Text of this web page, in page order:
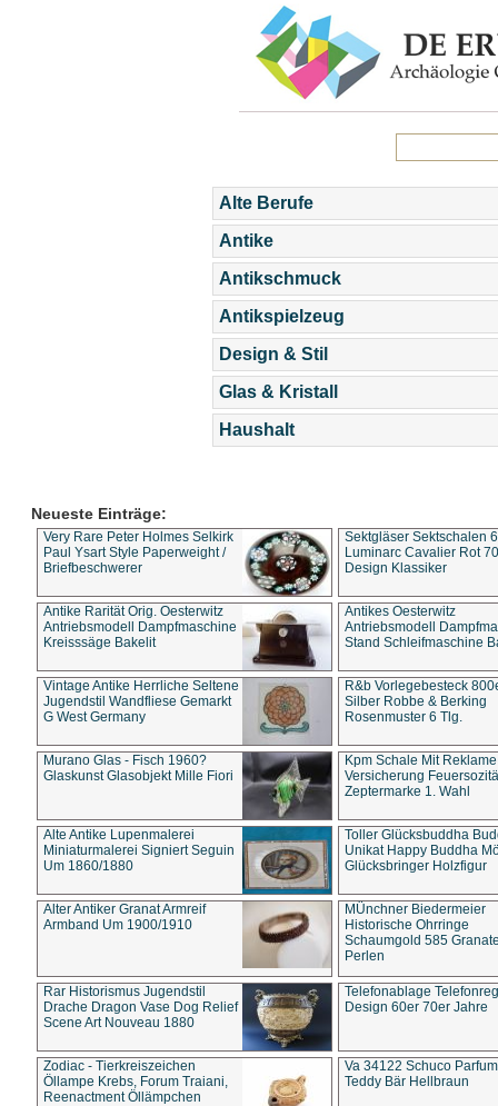
Alte Berufe
Antike
Antikschmuck
Antikspielzeug
Design & Stil
Glas & Kristall
Haushalt
Neueste Einträge:
Very Rare Peter Holmes Selkirk
Paul Ysart Style Paperweight /
Briefbeschwerer
Sektgläser Sektschalen
Luminarc Cavalier Rot
Design Klassiker
Antike Rarität Orig. Oesterwitz
Antriebsmodell Dampfmaschine
Kreisssäge Bakelit
Antikes Oesterwitz
Antriebsmodell
Stand Schleifmaschine
Vintage Antike Herrliche Seltene
Jugendstil Wandfliese Gemarkt
G West Germany
R&b Vorlegebesteck
Silber Robbe & Berking
Rosenmuster 6 Tlg.
Murano Glas - Fisch 1960?
Glaskunst Glasobjekt Mille Fiori
Kpm Schale Mit Reklame
Versicherung
Zeptermarke 1. Wahl
Alte Antike Lupenmalerei
Miniaturmalerei Signiert Seguin
Um 1860/1880
Toller Glücksbuddha
Unikat Happy Buddha
Glücksbringer Holzfigur
Alter Antiker Granat Armreif
Armband Um 1900/1910
MÜnchner Biedermeier
Historische Ohrringe
Schaumgold 585
Perlen
Rar Historismus Jugendstil
Drache Dragon Vase Dog Relief
Scene Art Nouveau 1880
Telefonablage
Design 60er 70er Jahre
Zodiac - Tierkreiszeichen
Öllampe Krebs, Forum Traiani,
Reenactment Öllämpchen
Va 34122 Schuco
Teddy Bär Hellbraun